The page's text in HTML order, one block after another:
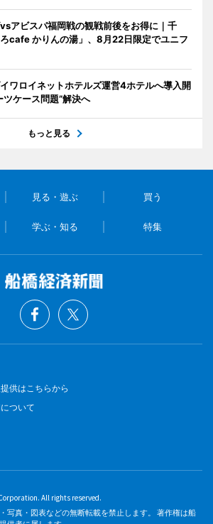
アビスパ福岡戦の観戦前後をお得に｜千
cafe かりんの湯」、8月22日限定でユニフ
ワロイネットホテルズ運営4ホテルへ導入開
ケース問題”解決へ
もっと見る
見る・遊ぶ 買う
学ぶ・知る 特集
供はこちらから
ついて
All rights reserved.
写真・図表などの無断転載を禁止します。 著作権は船